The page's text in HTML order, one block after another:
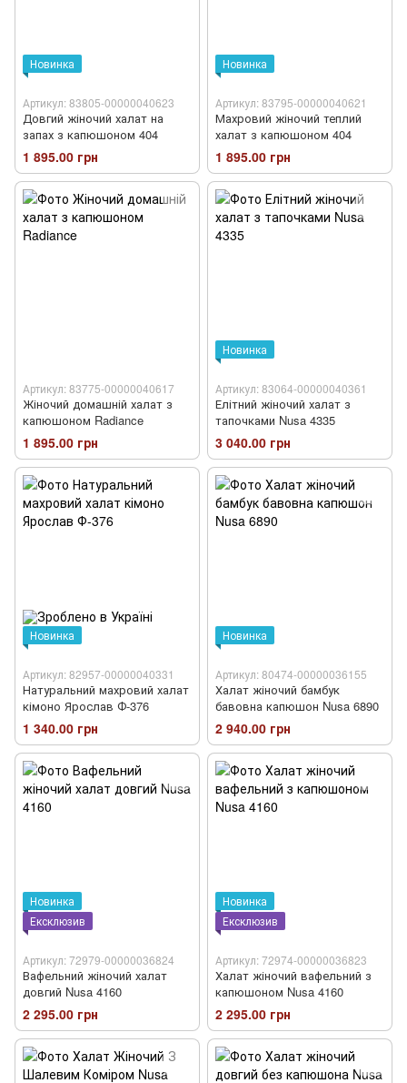
Новинка
Артикул: 83805-00000040623
Довгий жіночий халат на
запах з капюшоном 404
1 895.00 грн
Новинка
Артикул: 83795-00000040621
Махровий жіночий теплий
халат з капюшоном 404
1 895.00 грн
Артикул: 83775-00000040617
Жіночий домашній халат з
капюшоном Radiance
1 895.00 грн
Новинка
Артикул: 83064-00000040361
Елітний жіночий халат з
тапочками Nusa 4335
3 040.00 грн
Новинка
Артикул: 82957-00000040331
Натуральний махровий халат
кімоно Ярослав Ф-376
1 340.00 грн
Новинка
Артикул: 80474-00000036155
Халат жіночий бамбук
бавовна капюшон Nusa 6890
2 940.00 грн
Новинка
Ексклюзив
Артикул: 72979-00000036824
Вафельний жіночий халат
довгий Nusa 4160
2 295.00 грн
Новинка
Ексклюзив
Артикул: 72974-00000036823
Халат жіночий вафельний з
капюшоном Nusa 4160
2 295.00 грн